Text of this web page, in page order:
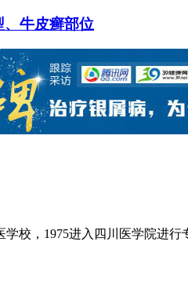
牛皮癣部位
校，1975进入四川医学院进